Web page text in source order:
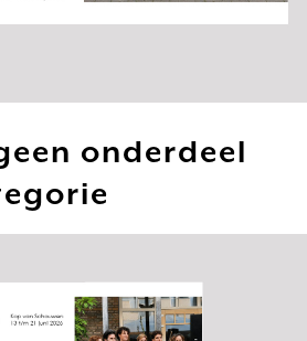
onderdeel